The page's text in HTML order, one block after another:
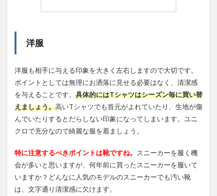
洋服
洋服も相手に与える印象を大きく左右しますので大切です。
ポイントとしては無理にお洒落に見せる必要はなく、清潔感
を与えることです。 具体的にはTシャツはシーズン毎に買い替
えましょう。高いTシャツでも首元がよれていたり、生地が傷
んでいたりするとだらしない印象になってしまいます。ユニ
クロで充分なので綺麗な服を着ましょう。
特に注意するべきポイントは靴ですね。
スニーカーを履く機
会が多いと思いますが、何年前に買ったスニーカーを履いて
いますか？どんなに人気のモデルのスニーカーでも汚い靴
は、文字通り清潔感に欠けます。